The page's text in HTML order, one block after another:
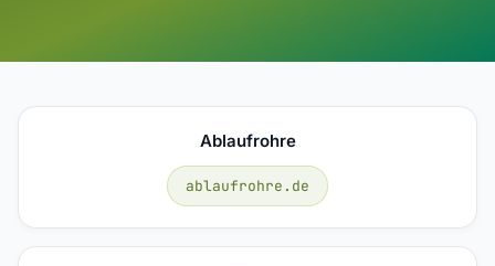
Ablaufrohre
ablaufrohre.de